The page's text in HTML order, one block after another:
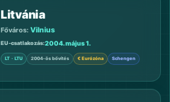
Litvánia
Főváros: Vilnius
EU-csatlakozás 2004. május 1.
LT · LTU 2004-ös bővítés € Eurózóna Schengen